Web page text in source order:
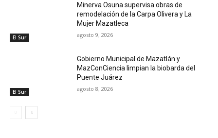
El Sur
Minerva Osuna supervisa obras de
remodelación de la Carpa Olivera y La
Mujer Mazatleca
agosto 9, 2026
El Sur
Gobierno Municipal de Mazatlán y
MazConCiencia limpian la biobarda del
Puente Juárez
agosto 8, 2026